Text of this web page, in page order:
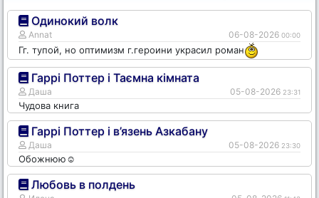
Одинокий волк
Annat 06-08-2026 00:00
Гг. тупой, но оптимизм г.героини украсил роман
Гаррі Поттер і Таємна кімната
Даша 05-08-2026 23:31
Чудова книга
Гаррі Поттер і в’язень Азкабану
Даша 05-08-2026 23:30
Обожнюю☺️
Любовь в полдень